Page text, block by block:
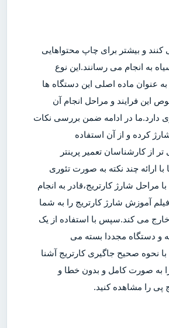
کنند و بیشتر برای چاپ محتواهایی
به انجام می رسانند.این نوع
عنوان ماده اصلی این دستگاه ها
این فرایند و مراحل انجام آن
دارد.ما در ادامه ضمن بررسی نکات
کرده و از آن استفاده
از کارشناسان تعمیر پرینتر
ارائه چند نکته به صورت تئوری
مراحل شارژ کارتریج،قادر به انجام
آموزش شارژ کارتریج را به شما
خارج می کند.سپس با استفاده از یک
و دستگاه مجددا بسته می
نحوه صحیح جاگیری کارتریج آشنا
به صورت کامل و بدون خطا و
پی را مشاهده کنید.